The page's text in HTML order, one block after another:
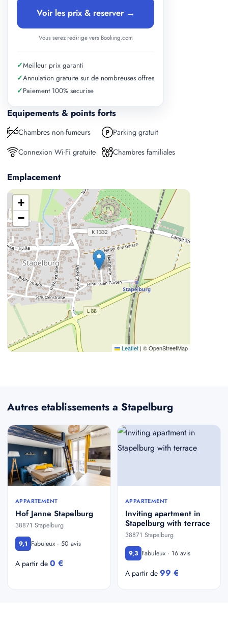
Equipements & points forts
Chambres non-fumeurs
Parking gratuit
Connexion Wi-Fi gratuite
Chambres familiales
Emplacement
+
−
Leaflet | © OpenStreetMap
Voir les prix & reserver →
Vous serez redirige vers Booking.com
✓Meilleur prix garanti
✓Annulation gratuite sur de nombreuses offres
✓Paiement 100% securise
Autres etablissements a Stapelburg
APPARTEMENT
Hof Janne Stapelburg
38871 Stapelburg
9,1 Fabuleux · 50 avis
A partir de 0 €
APPARTEMENT
Inviting apartment in
Stapelburg with terrace
38871 Stapelburg
9,3 Fabuleux · 16 avis
A partir de 99 €